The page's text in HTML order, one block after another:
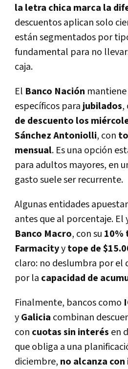
la letra chica marca la
descuentos aplican solo
están segmentados por
fundamental para no
caja.
El Banco Nación
específicos para jubilados,
de descuento los
Sánchez Antoniolli, con
mensual. Es una opción
para adultos mayores, en
gasto suele ser recurrente.
Algunas entidades
antes que al porcentaje. El
Banco Macro, con su 10%
Farmacityytope de
claro: no deslumbra por el
por la capacidad de
Finalmente, bancos como
yGalicia combinan
con cuotas sin interés en
que obliga a una
diciembre, no alcanza